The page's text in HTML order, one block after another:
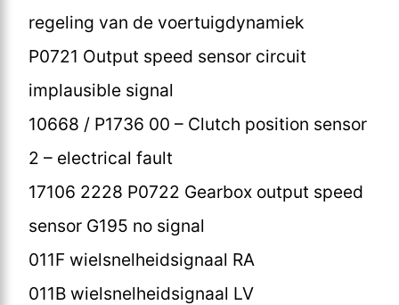
regeling van de voertuigdynamiek
P0721 Output speed sensor circuit
implausible signal
10668 / P1736 00 – Clutch position sensor
2 – electrical fault
17106 2228 P0722 Gearbox output speed
sensor G195 no signal
011F wielsnelheidsignaal RA
011B wielsnelheidsignaal LV